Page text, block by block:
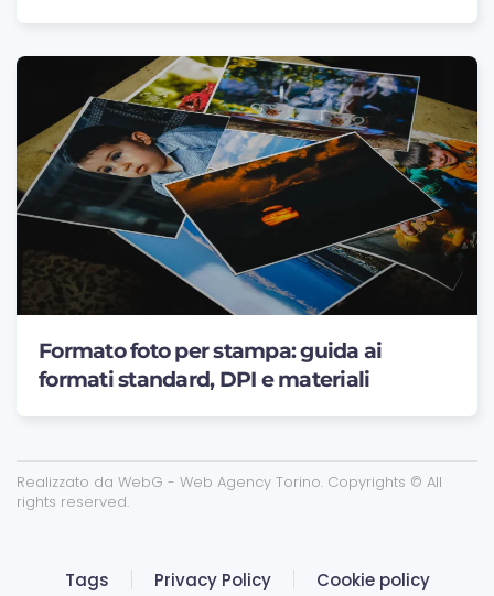
Formato foto per stampa: guida ai
formati standard, DPI e materiali
Realizzato da WebG - Web Agency Torino. Copyrights © All
rights reserved.
Tags Privacy Policy Cookie policy